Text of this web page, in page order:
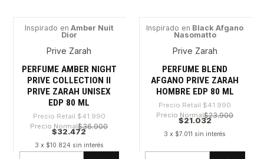
Inspirado en Amber Nuit
Dior
Prive Zarah
PERFUME AMBER NIGHT
PRIVE COLLECTION II
PRIVE ZARAH UNISEX
EDP 80 ML
Precio Retail $41.990
Precio Normal$36.900
$32.472
3 x $10.824 sin interés
Inspirado en Black Afgano
Nasomatto
Prive Zarah
PERFUME BLEND
AFGANO PRIVE ZARAH
HOMBRE EDP 80 ML
Precio Retail $41.990
Precio Normal$23.900
$21.032
3 x $7.011 sin interés